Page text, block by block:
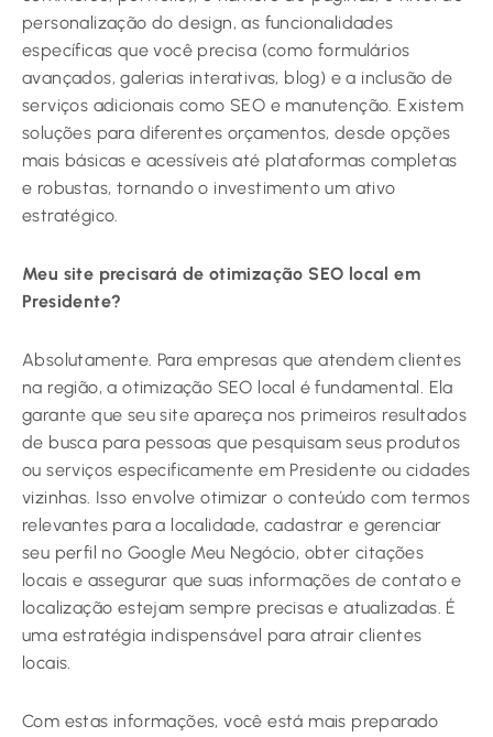
personalização do design, as funcionalidades
específicas que você precisa (como formulários
avançados, galerias interativas, blog) e a inclusão de
serviços adicionais como SEO e manutenção. Existem
soluções para diferentes orçamentos, desde opções
mais básicas e acessíveis até plataformas completas
e robustas, tornando o investimento um ativo
estratégico.
Meu site precisará de otimização SEO local em
Presidente?
Absolutamente. Para empresas que atendem clientes
na região, a otimização SEO local é fundamental. Ela
garante que seu site apareça nos primeiros resultados
de busca para pessoas que pesquisam seus produtos
ou serviços especificamente em Presidente ou cidades
vizinhas. Isso envolve otimizar o conteúdo com termos
relevantes para a localidade, cadastrar e gerenciar
seu perfil no Google Meu Negócio, obter citações
locais e assegurar que suas informações de contato e
localização estejam sempre precisas e atualizadas. É
uma estratégia indispensável para atrair clientes
locais.
Com estas informações, você está mais preparado